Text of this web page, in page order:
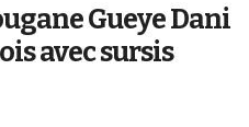
Gueye Dani
avec sursis